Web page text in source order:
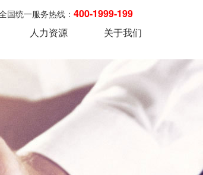
国统一服务热线：400-1999-199
人力资源 关于我们